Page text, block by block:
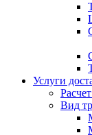
Услуги
Вид